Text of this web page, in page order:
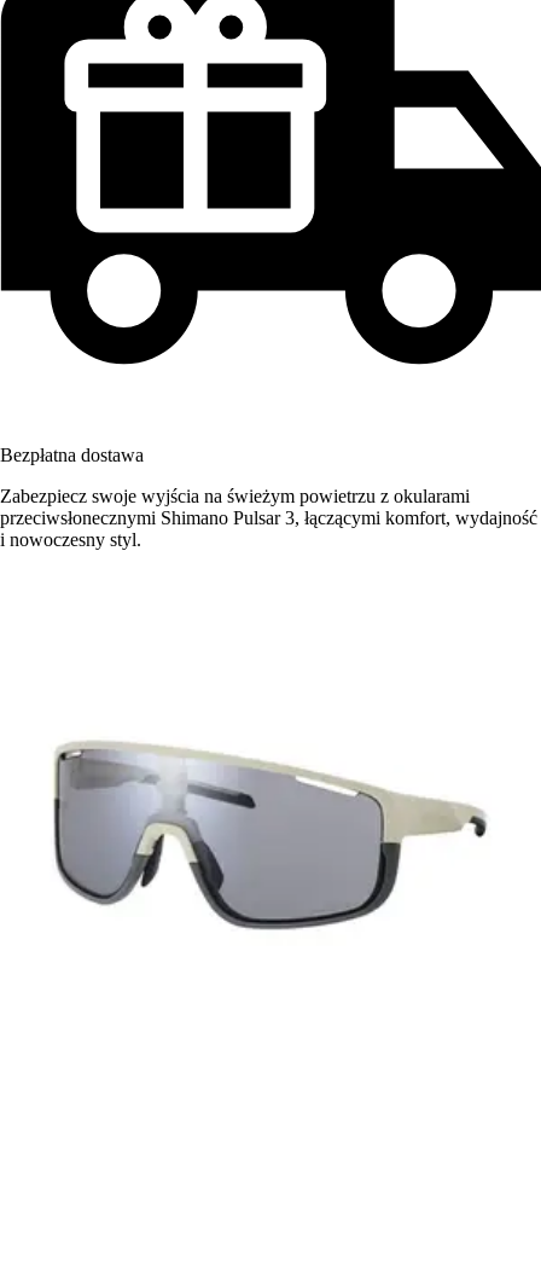
Bezpłatna dostawa
Zabezpiecz swoje wyjścia na świeżym powietrzu z okularami
przeciwsłonecznymi Shimano Pulsar 3, łączącymi komfort, wydajność
i nowoczesny styl.